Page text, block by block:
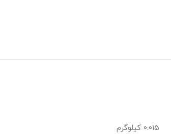
0.015 کیلوگرم